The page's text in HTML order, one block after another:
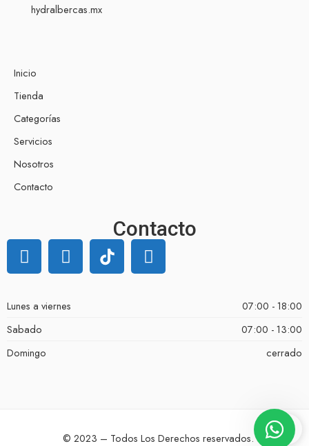
hydralbercas.mx
Inicio
Tienda
Categorías
Servicios
Nosotros
Contacto
Contacto
Lunes a viernes
07:00 - 18:00
Sabado
07:00 - 13:00
Domingo
cerrado
© 2023 – Todos Los Derechos reservados.